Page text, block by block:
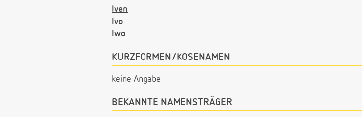
Iven
Ivo
Iwo
KURZFORMEN/KOSENAMEN
keine Angabe
BEKANNTE NAMENSTRÄGER